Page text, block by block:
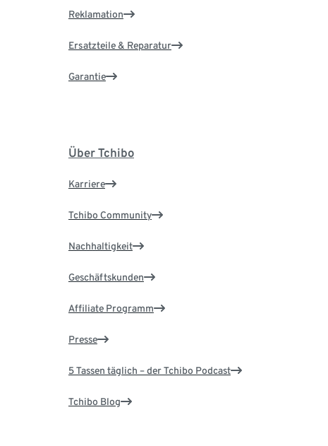
Reklamation
Ersatzteile & Reparatur
Garantie
Über Tchibo
Karriere
Tchibo Community
Nachhaltigkeit
Geschäftskunden
Affiliate Programm
Presse
5 Tassen täglich – der Tchibo Podcast
Tchibo Blog